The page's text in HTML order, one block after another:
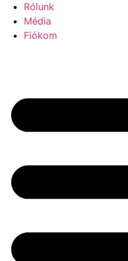
Rólunk
Média
Fiókom